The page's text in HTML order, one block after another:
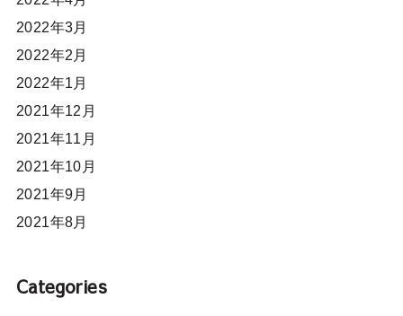
2022年3月
2022年2月
2022年1月
2021年12月
2021年11月
2021年10月
2021年9月
2021年8月
Categories